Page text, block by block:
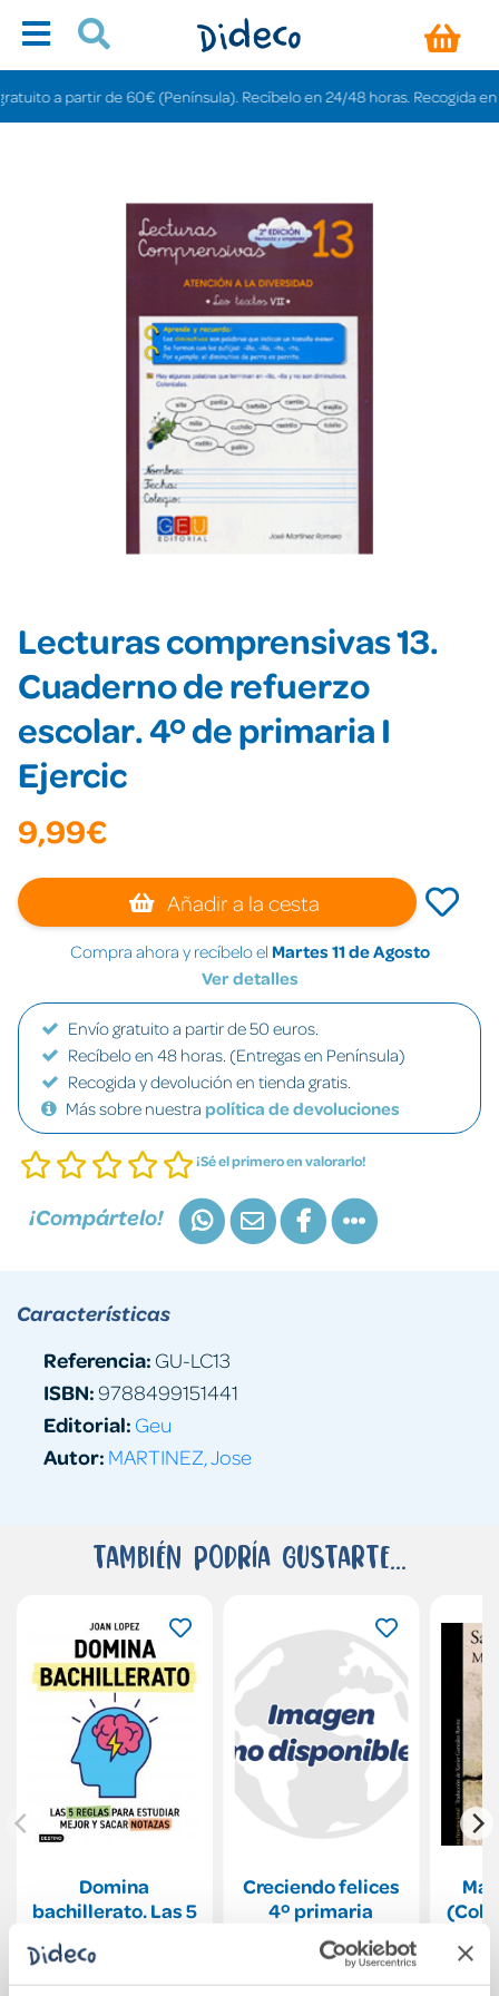
a partir de 60€ (Península). Recíbelo en 24/48 horas. Recogida en
Lecturas comprensivas 13.
Cuaderno de refuerzo
escolar. 4º de primaria I
Ejercic
9,99€
Añadir a la cesta
Compra ahora y recíbelo el Martes 11 de Agosto
Ver detalles
Envío gratuito a partir de 50 euros.
Recíbelo en 48 horas. (Entregas en Península)
Recogida y devolución en tienda gratis.
Más sobre nuestra política de devoluciones
¡Sé el primero en valorarlo!
¡Compártelo!
Características
Referencia: GU-LC13
ISBN:9788499151441
Editorial: Geu
Autor: MARTINEZ, Jose
También podría gustarte...
Domina
bachillerato. Las 5
estudiar mejor y
sacar notazas
15,95€
Creciendo felices
4º primaria
14,91€